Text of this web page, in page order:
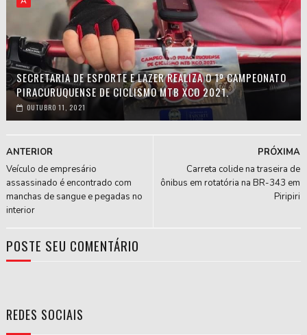
SECRETARIA DE ESPORTE E LAZER REALIZA O 1º CAMPEONATO
PIRACURUQUENSE DE CICLISMO MTB XCO 2021.
OUTUBRO 11, 2021
PRÓXIMA
Carreta colide na traseira de
ônibus em rotatória na BR-343 em
Piripiri
ANTERIOR
Veículo de empresário
assassinado é encontrado com
manchas de sangue e pegadas no
interior
POSTE SEU COMENTÁRIO
REDES SOCIAIS